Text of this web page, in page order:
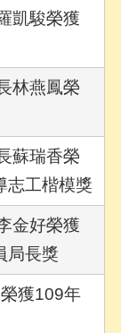
凱駿榮獲
林燕鳳榮
蘇瑞香榮
志工楷模獎
金好榮獲
局長獎
獲109年